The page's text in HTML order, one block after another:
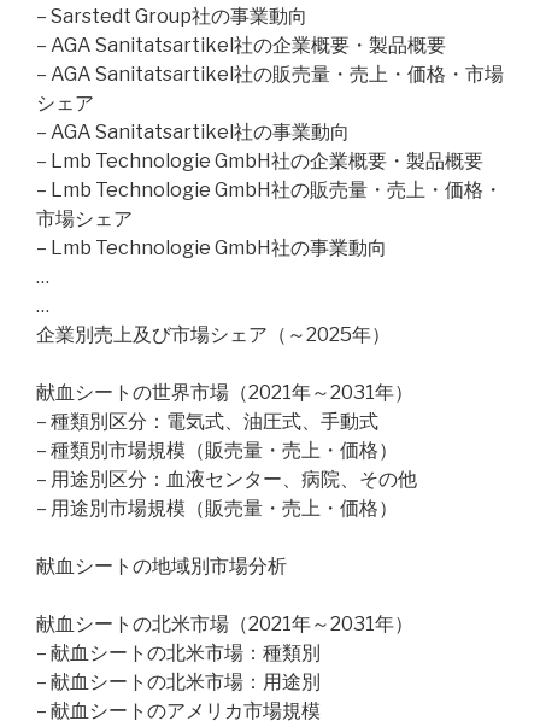
– Sarstedt Group社の事業動向
– AGA Sanitatsartikel社の企業概要・製品概要
– AGA Sanitatsartikel社の販売量・売上・価格・市場
シェア
– AGA Sanitatsartikel社の事業動向
– Lmb Technologie GmbH社の企業概要・製品概要
– Lmb Technologie GmbH社の販売量・売上・価格・
市場シェア
– Lmb Technologie GmbH社の事業動向
…
…
企業別売上及び市場シェア（～2025年）
献血シートの世界市場（2021年～2031年）
– 種類別区分：電気式、油圧式、手動式
– 種類別市場規模（販売量・売上・価格）
– 用途別区分：血液センター、病院、その他
– 用途別市場規模（販売量・売上・価格）
献血シートの地域別市場分析
献血シートの北米市場（2021年～2031年）
– 献血シートの北米市場：種類別
– 献血シートの北米市場：用途別
– 献血シートのアメリカ市場規模